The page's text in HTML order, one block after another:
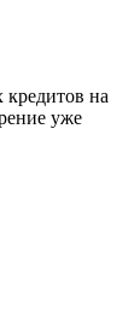
на
уже